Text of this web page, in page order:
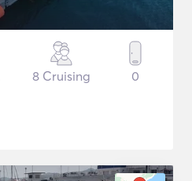
8 Cruising 0